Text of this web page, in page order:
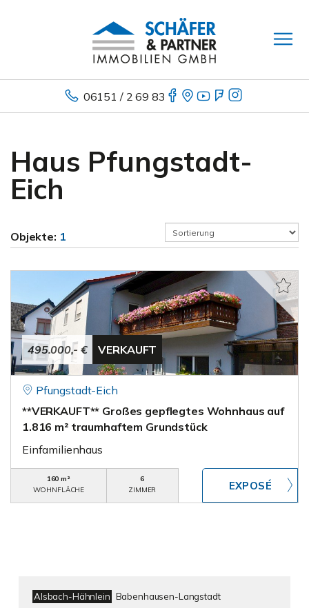
06151 / 2 69 83
Haus Pfungstadt-
Eich
Objekte: 1
495.000,- € VERKAUFT
Pfungstadt-Eich
**VERKAUFT** Großes gepflegtes Wohnhaus auf
1.816 m² traumhaftem Grundstück
Einfamilienhaus
160 m²
WOHNFLÄCHE
6
ZIMMER
Alsbach-Hähnlein Babenhausen-Langstadt